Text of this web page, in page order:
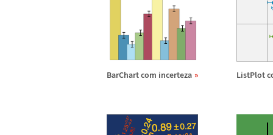
BarChart com incerteza ListPlot